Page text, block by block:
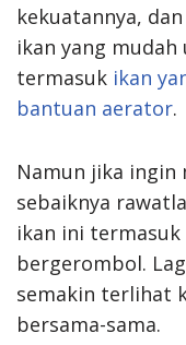
kekuatannya,
ikan yang
termasuk ikan
bantuan aerator.
Namun jika ingin
sebaiknya
ikan ini termasuk
bergerombol.
semakin terlihat
bersama-sama.